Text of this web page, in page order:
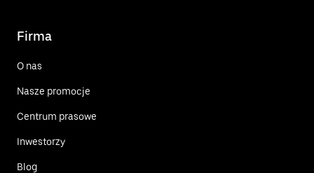
Firma
O nas
Nasze promocje
Centrum prasowe
Inwestorzy
Blog